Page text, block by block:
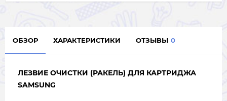
ОБЗОР ХАРАКТЕРИСТИКИ ОТЗЫВЫ 0
ЛЕЗВИЕ ОЧИСТКИ (РАКЕЛЬ) ДЛЯ КАРТРИДЖА
SAMSUNG